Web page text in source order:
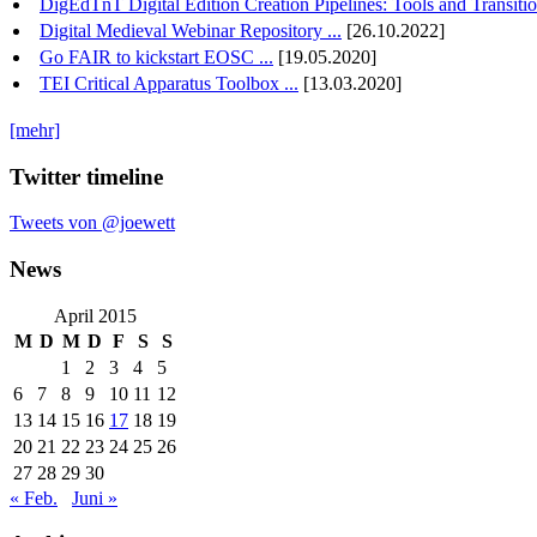
Digital Medieval Webinar Repository ... [26.10.2022]
Go FAIR to kickstart EOSC ... [19.05.2020]
TEI Critical Apparatus Toolbox ... [13.03.2020]
[mehr]
Twitter timeline
Tweets von @joewett
News
April 2015
M D M D F S
S
1
2 3 4
5
6
7 8 9 10 11 12
13 14 15 16 17 18 19
20 21 22 23 24 25 26
27 28 29 30
« Feb.
Juni »